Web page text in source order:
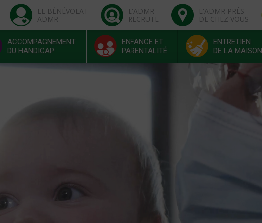
LE BÉNÉVOLAT
ADMR
L'ADMR
RECRUTE
L'ADMR PRÈS
DE CHEZ VOUS
ACCOMPAGNEMENT
DU HANDICAP
ENFANCE ET
PARENTALITÉ
ENTRETIEN
DE LA MAISON